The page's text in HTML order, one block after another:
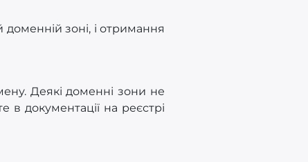
доменній зоні, і отримання
Деякі доменні зони не
документації на реєстрі